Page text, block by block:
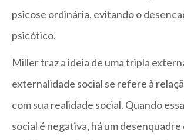
psicose ordinária, evitando o
psicótico.
Miller traz a ideia de uma tripla
externalidade social se refere à
com sua realidade social. Quando
social é negativa, há um